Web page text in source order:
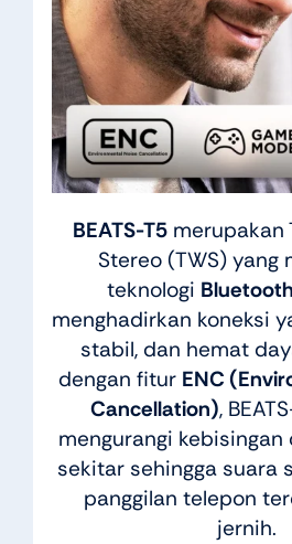
BEATS-T5 merupakan
Stereo (TWS) yang
teknologi
menghadirkan koneksi
stabil, dan hemat
dengan fitur ENC
Cancellation),
mengurangi kebisingan
sekitar sehingga suara
panggilan telepon
jernih.